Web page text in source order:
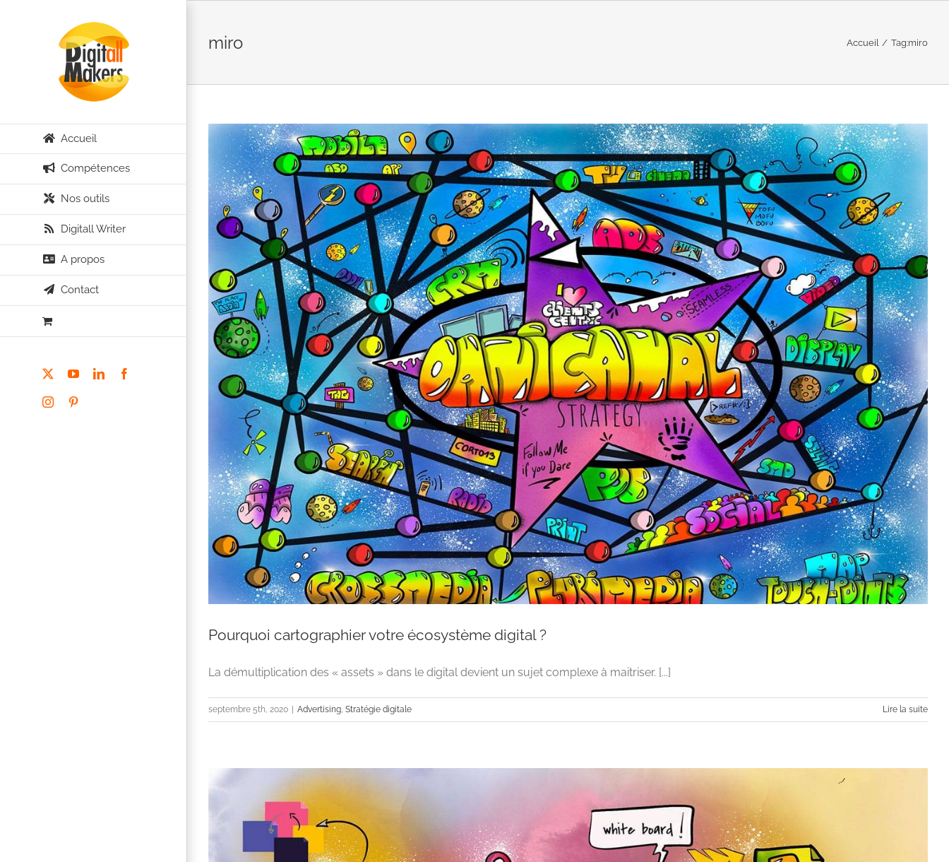
Accueil
Compétences
Nos outils
Digitall Writer
A propos
Contact
YouTubeLinkedIn
Instagram
miro Accueil Tag:miro
Pourquoi cartographier votre écosystème digital ?
Pourquoi cartographier votre écosystème digital ?
La démultiplication des « assets » dans le digital devient un sujet complexe à maitriser. [...]
septembre 5th, 2020 Advertising, Stratégie digitale Lire la suite